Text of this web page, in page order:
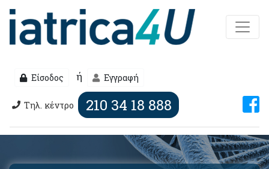
Είσοδος ή Εγγραφή
Τηλ. κέντρο 210 34 18 888